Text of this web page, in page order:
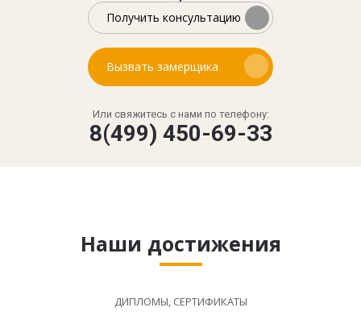
Получить консультацию
Вызвать замерщика
Или свяжитесь с нами по телефону:
8(499) 450-69-33
Наши достижения
ДИПЛОМЫ, СЕРТИФИКАТЫ